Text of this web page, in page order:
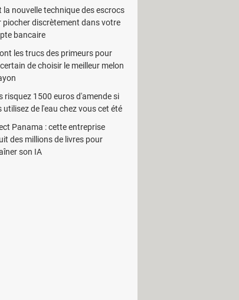
par l'IA ainsi que
partir d'une simple
modifier des photos déjà
la plupart des appareils
discussions grâce à la
ce qui est authentique
proches. Mais Google a
l'application, des traces
IA directement
la nouvelle technique des escrocs
piocher discrètement dans votre
bancaire
les trucs des primeurs pour
de choisir le meilleur melon
risquez 1500 euros d'amende si
utilisez de l'eau chez vous cet été
Panama : cette entreprise
des millions de livres pour
son IA